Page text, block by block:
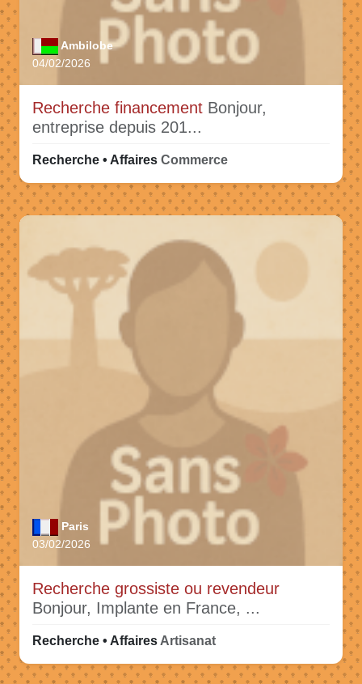
Ambilobe
04/02/2026
Recherche financement Bonjour,
entreprise depuis 201...
Recherche • Affaires Commerce
Paris
03/02/2026
Recherche grossiste ou revendeur
Bonjour, Implante en France, ...
Recherche • Affaires Artisanat